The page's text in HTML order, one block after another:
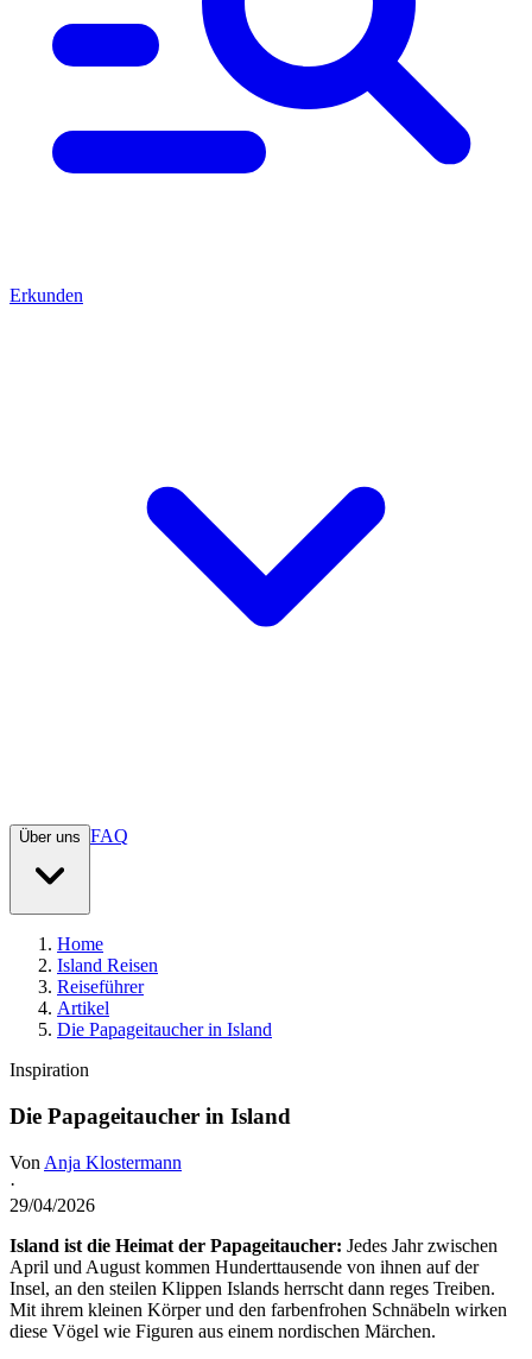
Erkunden
Über uns FAQ
Home
Island Reisen
Reiseführer
Artikel
Die Papageitaucher in Island
Inspiration
Die Papageitaucher in Island
Von Anja Klostermann
·
29/04/2026
Island ist die Heimat der Papageitaucher: Jedes Jahr zwischen
April und August kommen Hunderttausende von ihnen auf der
Insel, an den steilen Klippen Islands herrscht dann reges Treiben.
Mit ihrem kleinen Körper und den farbenfrohen Schnäbeln wirken
diese Vögel wie Figuren aus einem nordischen Märchen.